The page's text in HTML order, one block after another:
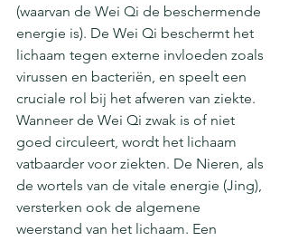
(waarvan de Wei Qi de beschermende
energie is). De Wei Qi beschermt het
lichaam tegen externe invloeden zoals
virussen en bacteriën, en speelt een
cruciale rol bij het afweren van ziekte.
Wanneer de Wei Qi zwak is of niet
goed circuleert, wordt het lichaam
vatbaarder voor ziekten. De Nieren, als
de wortels van de vitale energie (Jing),
versterken ook de algemene
weerstand van het lichaam. Een